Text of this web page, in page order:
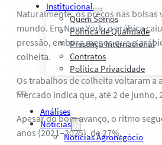
Institucional
Quem Somos
Política de Qualidade
Presença Internacional
Contratos
Política Privacidade
Análises
Notícias
Notícias Agronegócio
Naturalmente, os preços nas
mundo. Em Nova York, o arábica
pressão, embora menos que o
colheita.
Os trabalhos de colheita voltaram a
Mercado indica que, até 2 de junho,
Apesar do bom avanço, o ritmo
anos (2021–2025), de 27%.